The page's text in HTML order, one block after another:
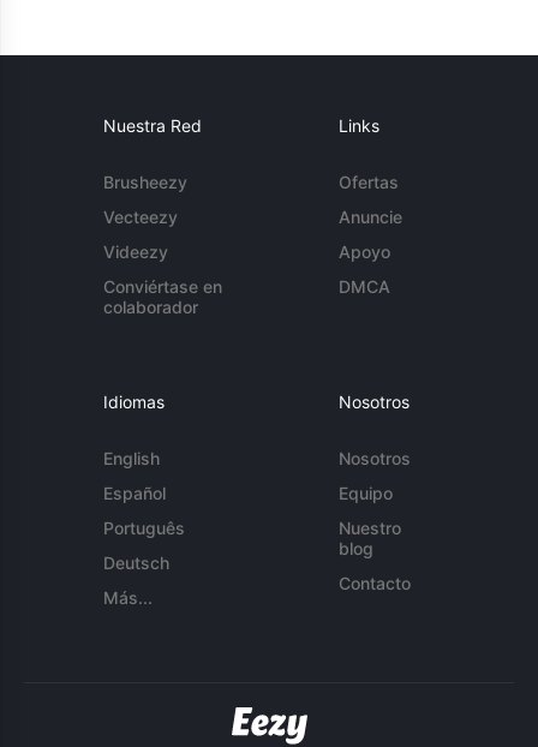
Nuestra Red
Brusheezy
Vecteezy
Videezy
Conviértase en
colaborador
Links
Ofertas
Anuncie
Apoyo
DMCA
Idiomas
English
Español
Português
Deutsch
Más...
Nosotros
Nosotros
Equipo
Nuestro
blog
Contacto